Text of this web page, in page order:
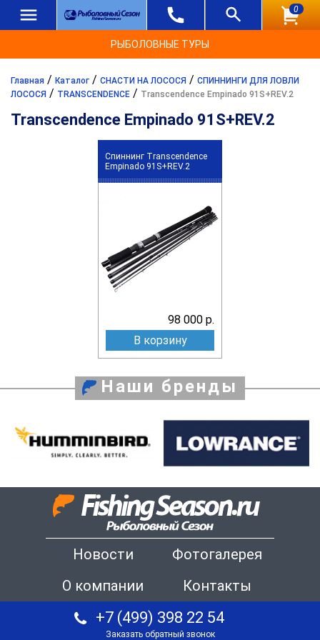
0
РЫБОЛОВНЫЕ ТУРЫ
Главная / Каталог / СНАСТИ НА ЛОСОСЯ / СПИННИНГИ ДЛЯ ЛОВЛИ
ЛОСОСЯ / TRANSCENDENCE / Transcendence Empinado 91S+REV.2
Transcendence Empinado 91S+REV.2
Спиннинг Transcendence
Empinado 91S+REV.2
98 000 р.
В корзину
Наши бренды
Новости
Фотогалерея
О компании
Контакты
+7 (499) 398 22 54
Заказать обратный звонок